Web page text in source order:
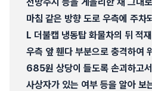
마침 같은 방향 도로 우측에 주차
L 더불캡 냉동탑 화물차의 뒤 적
우측 앞 휀다 부분으로 충격하여
685원 상당이 들도록 손괴하고
사상자가 있는 여부 등을 알아 보